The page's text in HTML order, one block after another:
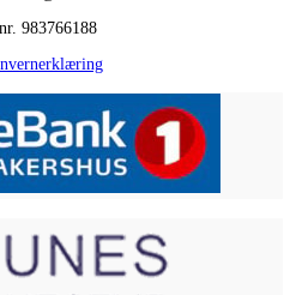
983766188